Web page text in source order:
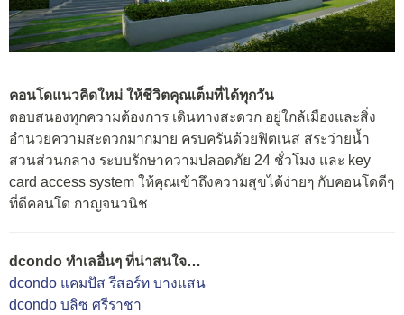
คอนโดแนวคิดใหม่ ให้ชีวิตคุณเต็มที่ได้ทุกวัน
ตอบสนองทุกความต้องการ เดินทางสะดวก อยู่ใกล้เมืองและสิ่ง
อำนวยความสะดวกมากมาย ครบครันด้วยฟิตเนส สระว่ายน้ำ
สวนส่วนกลาง ระบบรักษาความปลอดภัย 24 ชั่วโมง และ key
card access system ให้คุณเข้าถึงความสุขได้ง่ายๆ กับคอนโดดีๆ
ที่ดีคอนโด กาญจนวนิช
dcondo ทำเลอื่นๆ ที่น่าสนใจ…
dcondo แคมปัส รีสอร์ท บางแสน
dcondo บลิซ ศรีราชา